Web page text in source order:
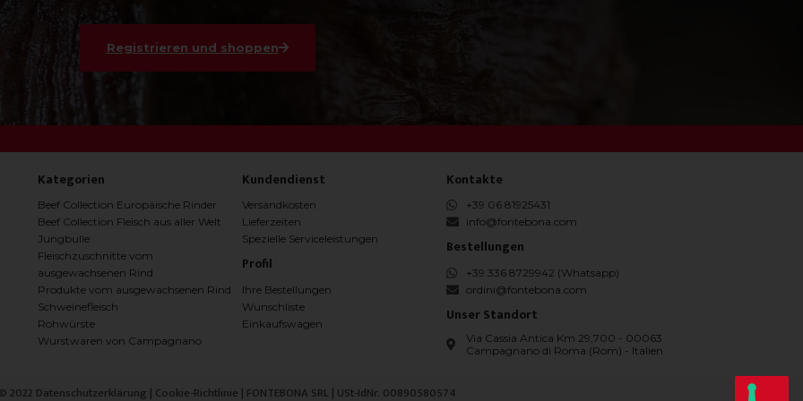
Registrieren und shoppen
Kategorien
Beef Collection Europäische Rinder
Beef Collection Fleisch aus aller Welt
Jungbulle
Fleischzuschnitte vom
ausgewachsenen Rind
Produkte vom ausgewachsenen Rind
Schweinefleisch
Rohwürste
Wurstwaren von Campagnano
Kundendienst
Versandkosten
Lieferzeiten
Spezielle Serviceleistungen
Profil
Ihre Bestellungen
Wunschliste
Einkaufswagen
Kontakte
+39 06 81925431
info@fontebona.com
Bestellungen
+39 336 8729942 (Whatsapp)
ordini@fontebona.com
Unser Standort
Via Cassia Antica Km 29,700 - 00063
Campagnano di Roma (Rom) - Italien
2022 Datenschutzerklärung | Cookie-Richtlinie | FONTEBONA SRL | USt-IdNr. 00890580574